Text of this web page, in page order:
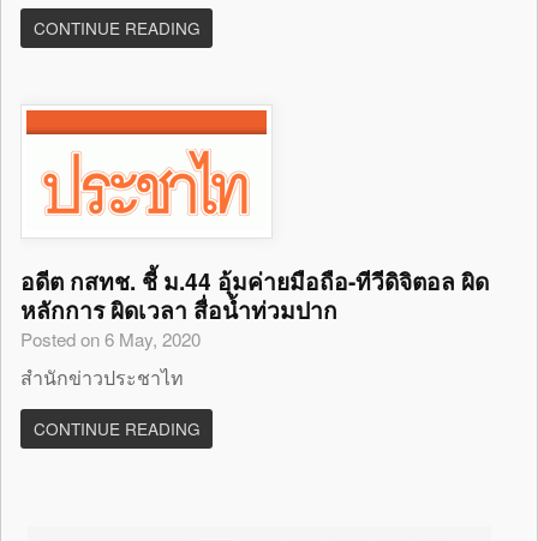
CONTINUE READING
อดีต กสทช. ชี้ ม.44 อุ้มค่ายมือถือ-ทีวีดิจิตอล ผิด
หลักการ ผิดเวลา สื่อน้ำท่วมปาก
Posted on 6 May, 2020
สำนักข่าวประชาไท
CONTINUE READING